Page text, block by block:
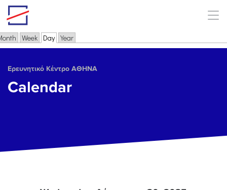
Skip to main content
Primary tabs
Week Day(active tab)
Year
Ερευνητικό Κέντρο ΑΘΗΝΑ
Calendar